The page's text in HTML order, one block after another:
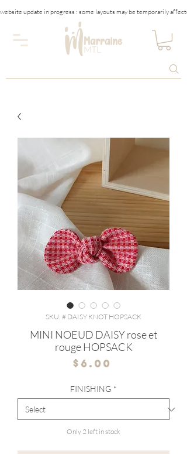
website update in progress : some layouts may be temporarily
SKU: # DAISY KNOT HOPSACK
MINI NOEUD DAISY rose et
rouge HOPSACK
$6.00
FINISHING *
Only 2 left in stock